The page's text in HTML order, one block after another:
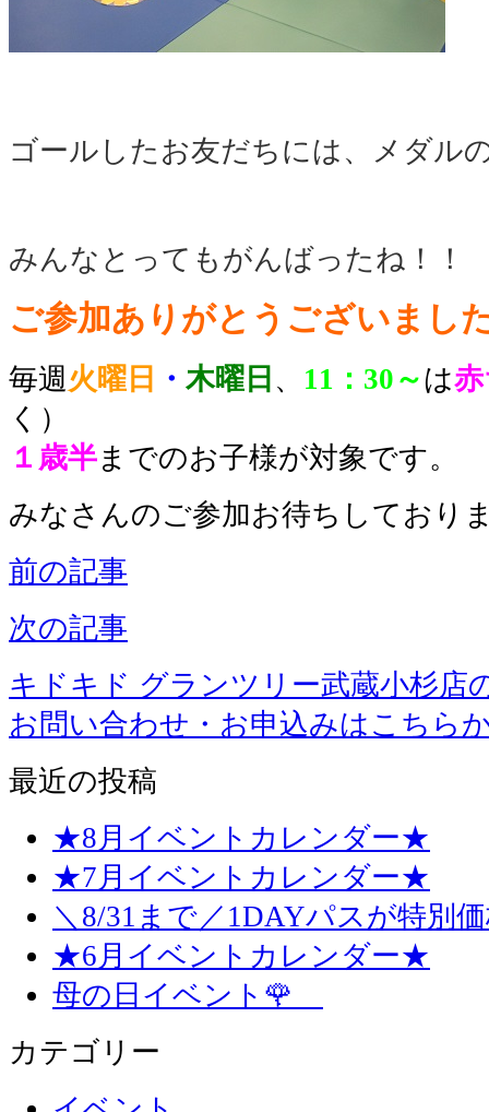
ゴールしたお友だちには、メダル
みんなとってもがんばったね！！
ご参加ありがとうございまし
毎週火曜日 ・ 木曜日 、 11：30～ は
く）
１歳半までのお子様が対象です。
みなさんのご参加お待ちしており
前の記事
次の記事
キドキド グランツリー武蔵小杉店
お問い合わせ・お申込みはこちら
最近の投稿
★8月イベントカレンダー★
★7月イベントカレンダー★
＼8/31まで／1DAYパスが特別
★6月イベントカレンダー★
母の日イベント🌹
カテゴリー